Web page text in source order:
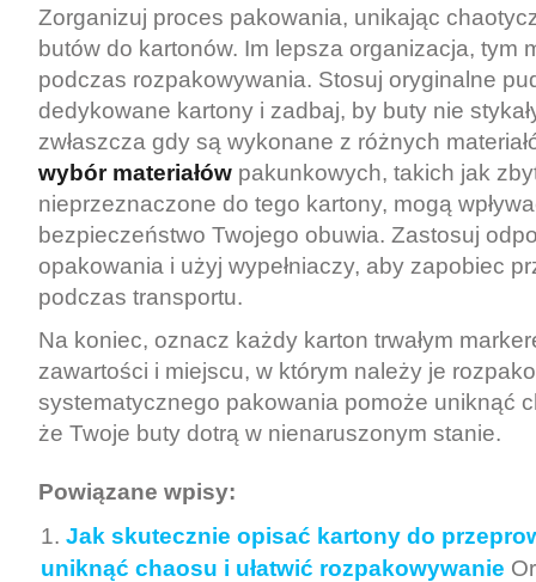
Zorganizuj proces pakowania, unikając
butów do kartonów. Im lepsza organizacja, tym
podczas rozpakowywania. Stosuj oryginalne
dedykowane kartony i zadbaj, by buty nie
zwłaszcza gdy są wykonane z różnych
wybór materiałów pakunkowych, takich jak
nieprzeznaczone do tego kartony, mogą
bezpieczeństwo Twojego obuwia. Zastosuj
opakowania i użyj wypełniaczy, aby zapobiec
podczas transportu.
Na koniec, oznacz każdy karton trwałym
zawartości i miejscu, w którym należy je
systematycznego pakowania pomoże uniknąć
że Twoje buty dotrą w nienaruszonym stanie.
Powiązane wpisy:
Jak skutecznie opisać kartony do
uniknąć chaosu i ułatwić rozpakowywanie